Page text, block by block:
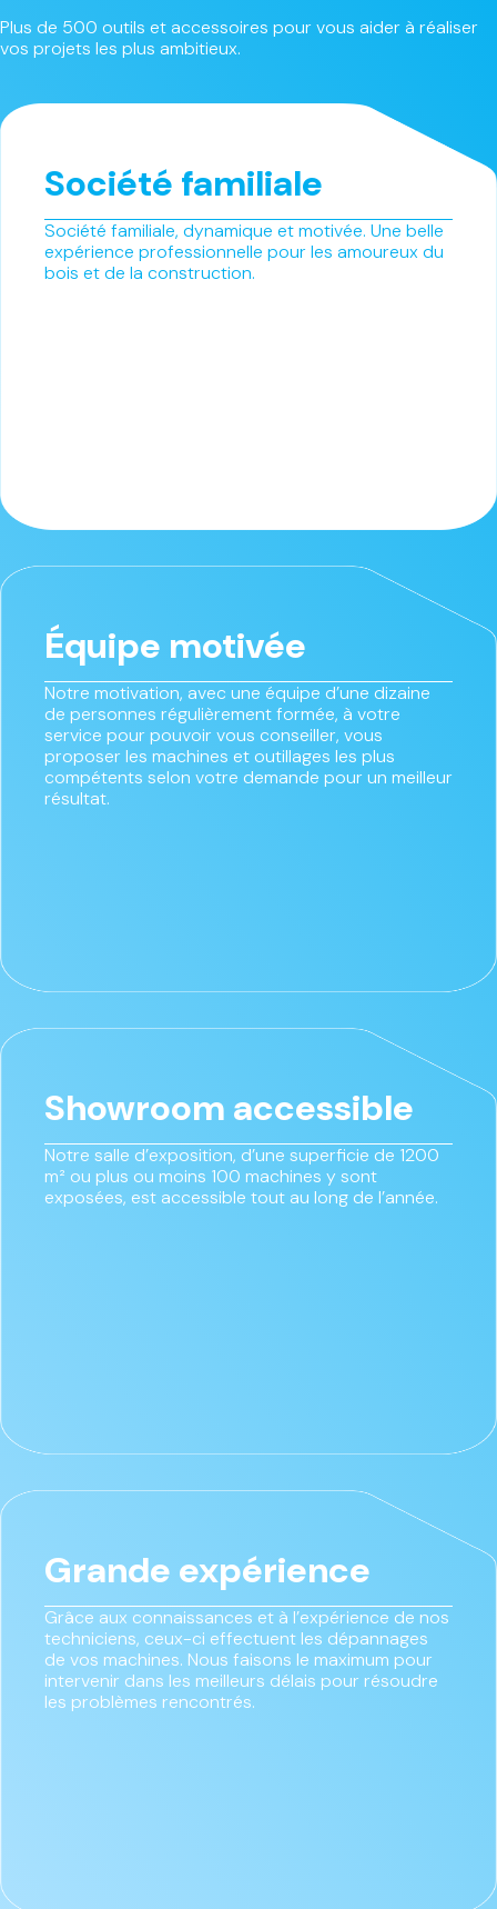
Plus de 500 outils et accessoires pour vous aider à réaliser
vos projets les plus ambitieux.
Société familiale
Société familiale, dynamique et motivée. Une belle
expérience professionnelle pour les amoureux du
bois et de la construction.
Équipe motivée
Notre motivation, avec une équipe d’une dizaine
de personnes régulièrement formée, à votre
service pour pouvoir vous conseiller, vous
proposer les machines et outillages les plus
compétents selon votre demande pour un meilleur
résultat.
Showroom accessible
Notre salle d’exposition, d’une superficie de 1200
m² ou plus ou moins 100 machines y sont
exposées, est accessible tout au long de l’année.
Grande expérience
Grâce aux connaissances et à l’expérience de nos
techniciens, ceux-ci effectuent les dépannages
de vos machines. Nous faisons le maximum pour
intervenir dans les meilleurs délais pour résoudre
les problèmes rencontrés.